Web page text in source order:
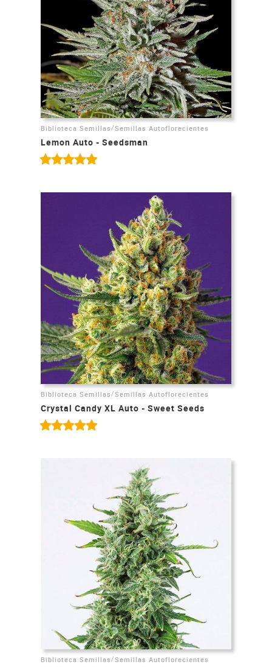
Biblioteca Semillas/Semillas Autoflorecientes
Lemon Auto - Seedsman
Biblioteca Semillas /Semillas Autoflorecientes
Crystal Candy XL Auto - Sweet Seeds
Biblioteca Semillas/Semillas Autoflorecientes